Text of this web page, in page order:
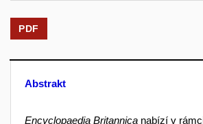
PDF
Abstrakt
Encyclopaedia Britannica nabízí v